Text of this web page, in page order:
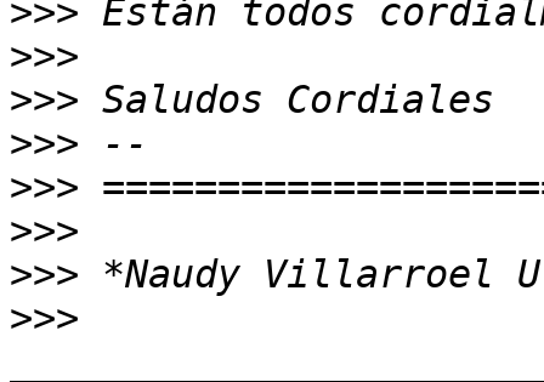
>>>
>>>
>>>
>>>
>>>
>>>
>>>
>>>